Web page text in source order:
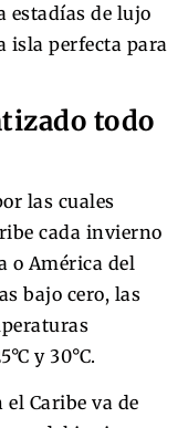
estadías de lujo
isla perfecta para
todo
las cuales
cada invierno
o América del
bajo cero, las
y 30°C.
Caribe va de